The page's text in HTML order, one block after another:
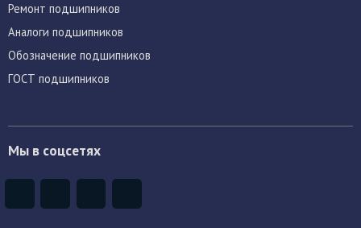
Ремонт подшипников
Аналоги подшипников
Обозначение подшипников
ГОСТ подшипников
Мы в соцсетях